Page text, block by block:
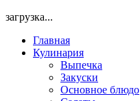
загрузка...
Главная
Кулинария
Выпечка
Закуски
Основное блюдо